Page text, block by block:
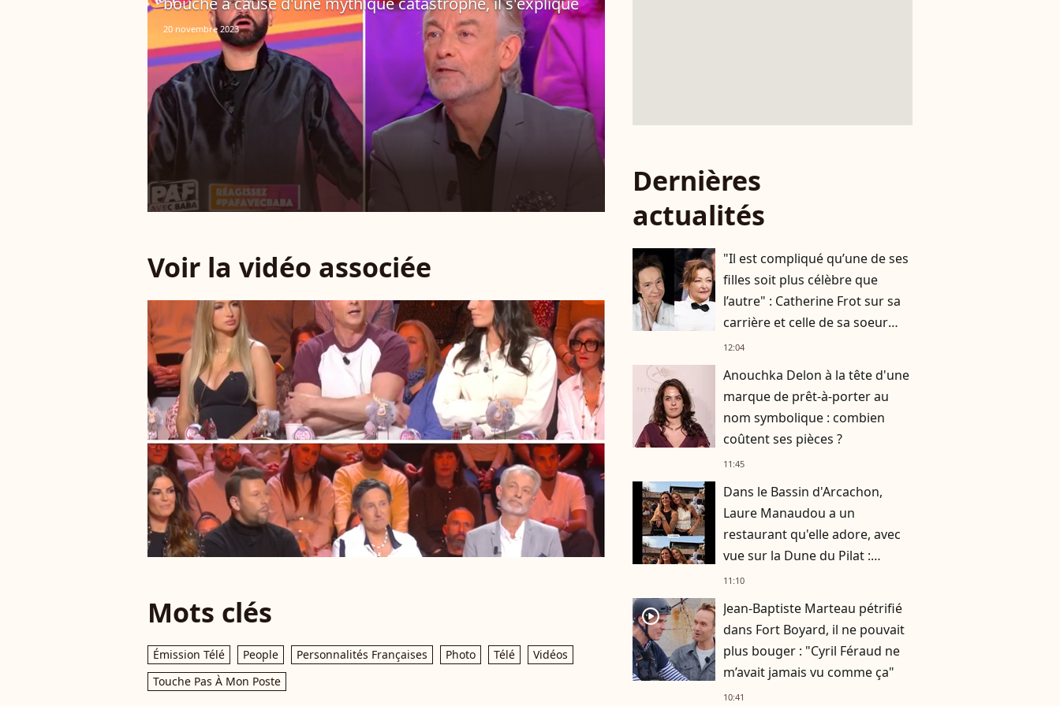
20 novembre 2023
Voir la vidéo associée
Mots clés
Émission Télé People Personnalités Françaises Photo Télé
Vidéos
Touche Pas À Mon Poste
Dernières
actualités
"Il est compliqué qu’une de ses
filles soit plus célèbre que
l’autre" : Catherine Frot sur sa
carrière et celle de sa soeur
Dominique avec qui elle a
12:04
Anouchka Delon à la tête d'une
marque de prêt-à-porter au
nom symbolique : combien
coûtent ses pièces ?
11:45
Dans le Bassin d'Arcachon,
Laure Manaudou a un
restaurant qu'elle adore, avec
vue sur la Dune du Pilat :
nouvelle soirée avec sa fille
11:10
player2
Jean-Baptiste Marteau pétrifié
dans Fort Boyard, il ne pouvait
plus bouger : "Cyril Féraud ne
m’avait jamais vu comme ça"
10:41